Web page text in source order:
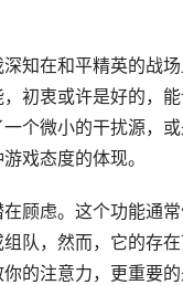
知在和平精英的战
初衷或许是好的，
个微小的干扰源，
戏态度的体现。
顾虑。这个功能通
队，然而，它的存
的注意力，更重要